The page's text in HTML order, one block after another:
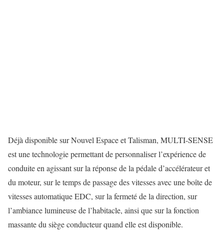
Déjà disponible sur Nouvel Espace et Talisman, MULTI-SENSE
est une technologie permettant de personnaliser l’expérience de
conduite en agissant sur la réponse de la pédale d’accélérateur et
du moteur, sur le temps de passage des vitesses avec une boîte de
vitesses automatique EDC, sur la fermeté de la direction, sur
l’ambiance lumineuse de l’habitacle, ainsi que sur la fonction
massante du siège conducteur quand elle est disponible.